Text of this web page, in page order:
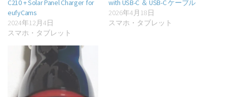
C210 + Solar Panel Charger for
eufyCams
2024年12月4日
スマホ・タブレット
with USB-C ＆ USB-C ケーブル
2026年4月18日
スマホ・タブレット